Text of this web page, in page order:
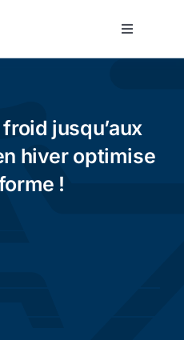
Toggle
jusqu’aux
hiver optimise
!